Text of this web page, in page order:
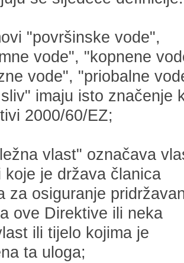
"površinske vode",
vode", "kopnene
vode", "priobalne
imaju isto značenje
2000/60/EZ;
vlast" označava
koje je država članica
za osiguranje
ove Direktive ili neka
ili tijelo kojima je
ta uloga;